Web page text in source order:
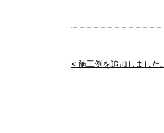
< 施工例を追加しました。